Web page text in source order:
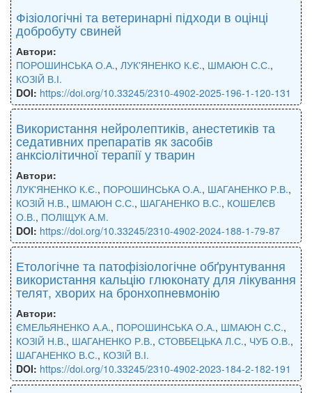
Фізіологічні та ветеринарні підходи в оцінці
добробуту свиней
Автори:
ПОРОШИНСЬКА О.А., ЛУК'ЯНЕНКО К.Є., ШМАЮН С.С.,
КОЗІЙ В.І.
DOI: https://doi.org/10.33245/2310-4902-2025-196-1-120-131
Використання нейролептиків, анестетиків та
седативних препаратів як засобів
анксіолітичної терапії у тварин
Автори:
ЛУК'ЯНЕНКО К.Є., ПОРОШИНСЬКА О.А., ШАГАНЕНКО Р.В.,
КОЗІЙ Н.В., ШМАЮН С.С., ШАГАНЕНКО В.С., КОШЕЛЄВ
О.В., ПОЛІЩУК А.М.
DOI: https://doi.org/10.33245/2310-4902-2024-188-1-79-87
Етологічне та патофізіологічне обґрунтування
використання кальцію глюконату для лікування
телят, хворих на бронхопневмонію
Автори:
ЄМЕЛЬЯНЕНКО А.А., ПОРОШИНСЬКА О.А., ШМАЮН С.С.,
КОЗІЙ Н.В., ШАГАНЕНКО Р.В., СТОВБЕЦЬКА Л.С., ЧУБ О.В.,
ШАГАНЕНКО В.С., КОЗІЙ В.І.
DOI: https://doi.org/10.33245/2310-4902-2023-184-2-182-191